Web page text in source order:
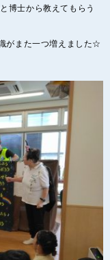
博士から教えてもらう
がまた一つ増えました☆